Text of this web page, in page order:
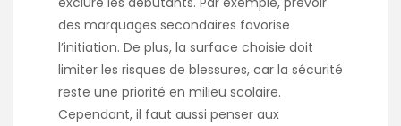
des marquages secondaires favorise
l’initiation. De plus, la surface choisie doit
limiter les risques de blessures, car la sécurité
reste une priorité en milieu scolaire.
Cependant, il faut aussi penser aux